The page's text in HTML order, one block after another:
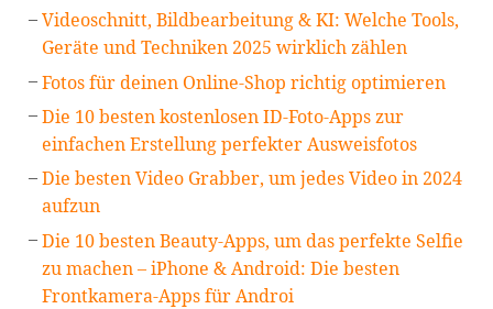
Videoschnitt, Bildbearbeitung & KI: Welche Tools,
Geräte und Techniken 2025 wirklich zählen
Fotos für deinen Online-Shop richtig optimieren
Die 10 besten kostenlosen ID-Foto-Apps zur
einfachen Erstellung perfekter Ausweisfotos
Die besten Video Grabber, um jedes Video in 2024
aufzun
Die 10 besten Beauty-Apps, um das perfekte Selfie
zu machen – iPhone & Android: Die besten
Frontkamera-Apps für Androi